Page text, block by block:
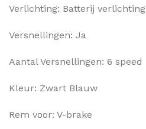
Verlichting: Batterij verlichting
Versnellingen: Ja
Aantal Versnellingen: 6 speed
Kleur: Zwart Blauw
Rem voor: V-brake